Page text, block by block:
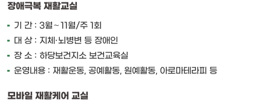
장애극복 재활교실
기 간 : 3월∼11월/주 1회
대 상 : 지체·뇌병변 등 장애인
장 소 : 하당보건지소 보건교육실
운영내용 : 재활운동, 공예활동, 원예활동, 아로마테라피 등
모바일 재활케어 교실